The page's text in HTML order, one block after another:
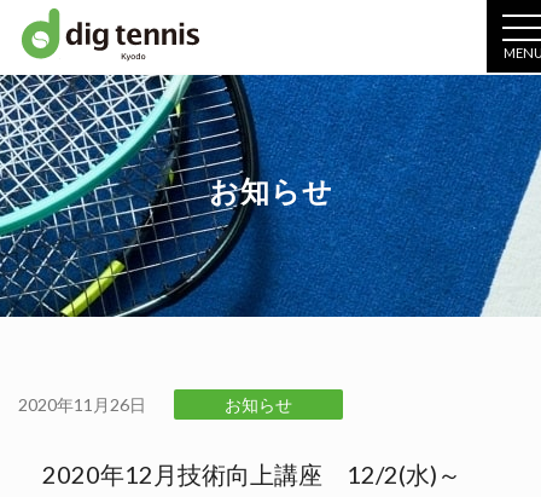
お知らせ
2020年11月26日 お知らせ
2020年12月技術向上講座 12/2(水)～